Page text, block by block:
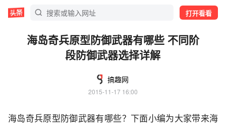
打开看看
海岛奇兵原型防御武器有哪些 不同阶
段防御武器选择详解
搞趣网
2015-11-17 16:00
海岛奇兵原型防御武器有哪些？下面小编为大家带来海